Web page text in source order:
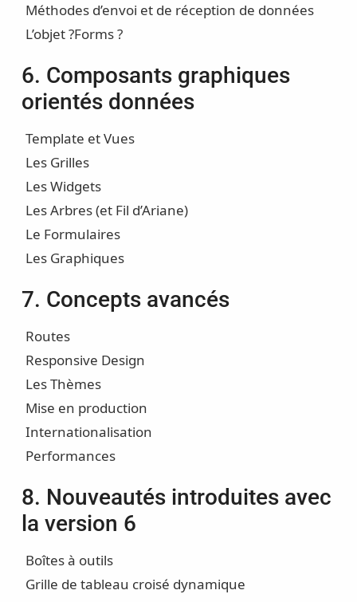
Méthodes d’envoi et de réception de données
L’objet ?Forms ?
6. Composants graphiques
orientés données
Template et Vues
Les Grilles
Les Widgets
Les Arbres (et Fil d’Ariane)
Le Formulaires
Les Graphiques
7. Concepts avancés
Routes
Responsive Design
Les Thèmes
Mise en production
Internationalisation
Performances
8. Nouveautés introduites avec
la version 6
Boîtes à outils
Grille de tableau croisé dynamique